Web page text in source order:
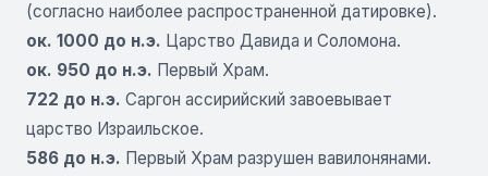
(согласно наиболее распространенной датировке).
ок. 1000 до н.э. Царство Давида и Соломона.
ок. 950 до н.э. Первый Храм.
722 до н.э. Саргон ассирийский завоевывает
царство Израильское.
586 до н.э. Первый Храм разрушен вавилонянами.